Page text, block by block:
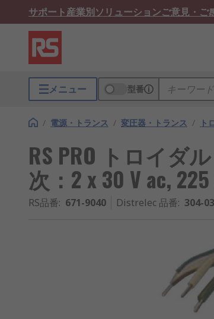
サポート産業別ソリューションご意見・ご
メニュー 型番
/ 電源・トランス / 変圧器・トランス / ト
RS PRO トロイダ
次：2 x 30 V ac,
RS品番: 671-9040 Distrelec 品番: 304-